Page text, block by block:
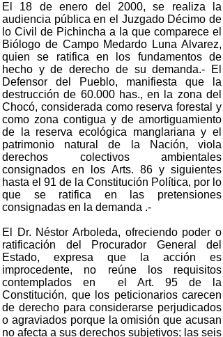
El 18 de enero del 2000, se realiza la
audiencia pública en el Juzgado Décimo de
lo Civil de Pichincha a la que comparece el
Biólogo de Campo Medardo Luna Alvarez,
quien se ratifica en los fundamentos de
hecho y de derecho de su demanda.- El
Defensor del Pueblo, manifiesta que la
destrucción de 60.000 has., en la zona del
Chocó, considerada como reserva forestal y
como zona contigua y de amortiguamiento
de la reserva ecológica manglariana y el
patrimonio natural de la Nación, viola
derechos colectivos ambientales
consignados en los Arts. 86 y siguientes
hasta el 91 de la Constitución Política, por lo
que se ratifica en las pretensiones
consignadas en la demanda .-
El Dr. Néstor Arboleda, ofreciendo poder o
ratificación del Procurador General del
Estado, expresa que la acción es
improcedente, no reúne los requisitos
contemplados en el Art. 95 de la
Constitución, que los peticionarios carecen
de derecho para considerarse perjudicados
o agraviados porque la omisión que acusan
no afecta a sus derechos subjetivos; las seis